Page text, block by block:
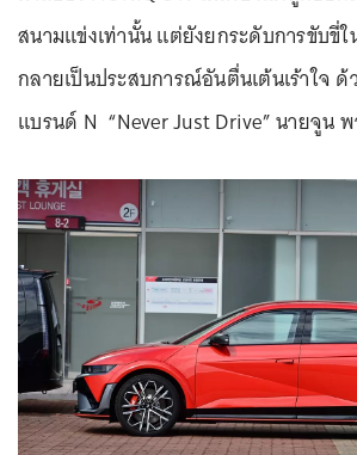
สนามแข่งเท่านั้น แต่ยังยกระดับการขับขี่
กลายเป็นประสบการณ์อันตื่นเต้นเร้าใจ
แบรนด์ N “Never Just Drive” นายจูน